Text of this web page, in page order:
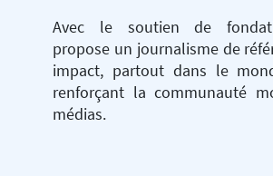
Avec le soutien de
propose un journalisme de
impact, partout dans le
renforçant la communauté
médias.